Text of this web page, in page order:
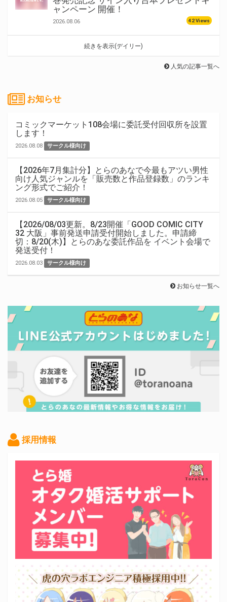
ャンペーン 開催！
2026.08.06 42 Views
続きを表示(デイリー)
人気の記事一覧へ
お知らせ
コミックマーケット108会場に委託受付回収所を設置
します！
2026.08.08 サークル様向け
【2026年7月集計分】とらのあなで今最もアツい男性
向け人気ジャンルを「販売数と作品登録数」のランキ
ング形式でご紹介！
2026.08.05 サークル様向け
【2026/08/03更新。8/23開催「GOOD COMIC CITY
32 大阪」事前発送申請受付開始しました。申請締
切：8/20(木)】とらのあな委託作品を イベント会場で
発送受付！
2026.08.03 サークル様向け
お知らせ一覧へ
採用情報